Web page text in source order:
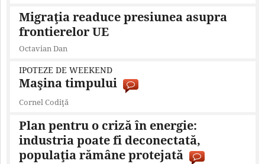
Migraţia readuce presiunea asupra
frontierelor UE
Octavian Dan
IPOTEZE DE WEEKEND
Maşina timpului
Cornel Codiţă
Plan pentru o criză în energie:
industria poate fi deconectată,
populaţia rămâne protejată